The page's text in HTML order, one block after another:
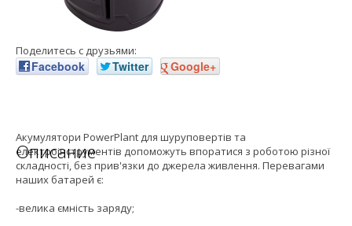
Поделитесь с друзьями:
Facebook Twitter Google+
Описание
Акумулятори PowerPlant для шуруповертів та
електроінструментів допоможуть впоратися з роботою різної
складності, без прив'язки до джерела живлення. Перевагами
наших батарей є:
-велика ємність заряду;